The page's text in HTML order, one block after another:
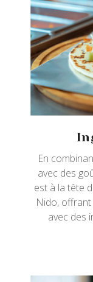
En
avec des
est à la tête
Nido,
avec des